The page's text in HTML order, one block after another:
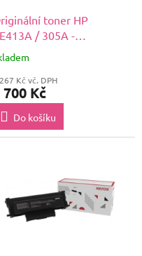
toner HP
/ 305A -
Kč vč. DPH
700 Kč
Do košíku